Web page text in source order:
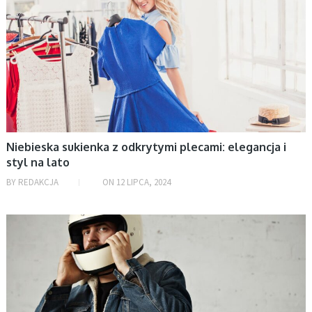
listopad 2024
październik 2024
wrzesień 2024
sierpień 2024
lipiec 2024
czerwiec 2024
kwiecień 2024
marzec 2024
styczeń 2024
grudzień 2023
listopad 2023
październik 2023
wrzesień 2023
Niebieska sukienka z odkrytymi plecami: elegancja i
styl na lato
BY REDAKCJA ON 12 LIPCA, 2024
AKTUALNOŚCI, MOTORYZACJA